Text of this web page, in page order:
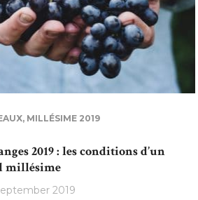
, MILLÉSIME 2019
2019 : les conditions d’un
millésime
2019